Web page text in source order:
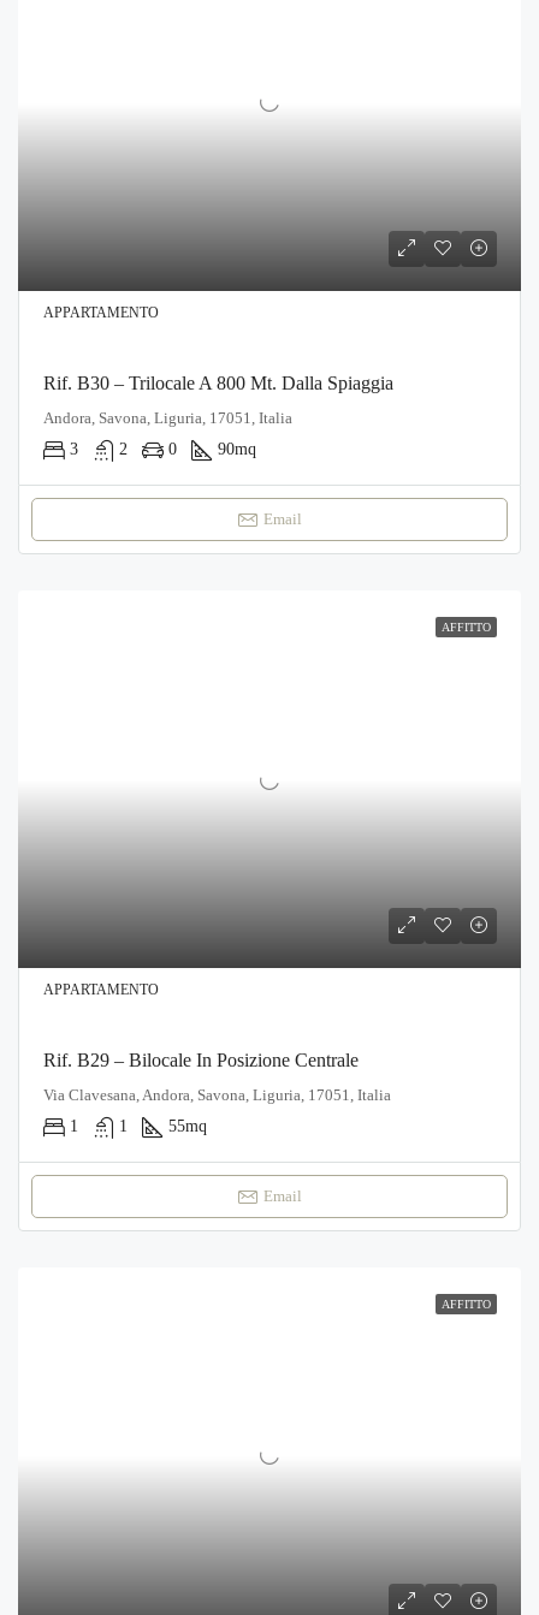
APPARTAMENTO
Rif. B30 – Trilocale A 800 Mt. Dalla Spiaggia
Andora, Savona, Liguria, 17051, Italia
3
2 0 90mq
Email
AFFITTO
APPARTAMENTO
Rif. B29 – Bilocale In Posizione Centrale
Via Clavesana, Andora, Savona, Liguria, 17051, Italia
1
1 55mq
Email
AFFITTO